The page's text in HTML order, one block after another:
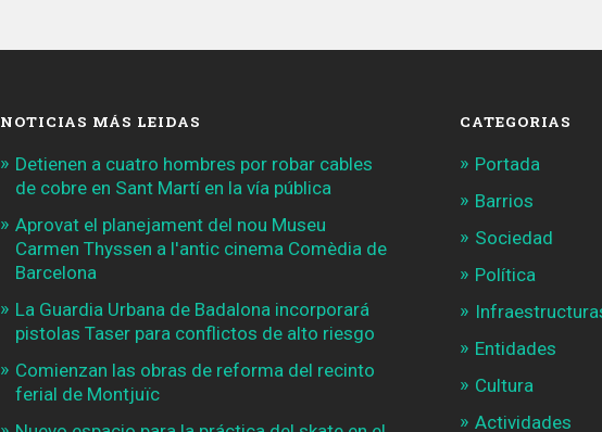
NOTICIAS MÁS LEIDAS
Detienen a cuatro hombres por robar cables
de cobre en Sant Martí en la vía pública
Aprovat el planejament del nou Museu
Carmen Thyssen a l'antic cinema Comèdia de
Barcelona
La Guardia Urbana de Badalona incorporará
pistolas Taser para conflictos de alto riesgo
Comienzan las obras de reforma del recinto
ferial de Montjuïc
CATEGORIAS
Portada
Barrios
Sociedad
Política
Entidades
Cultura
Actividades